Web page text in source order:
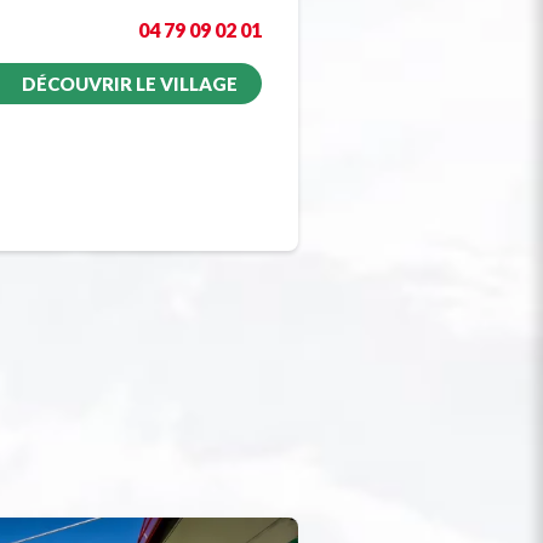
04 79 09 02 01
DÉCOUVRIR LE VILLAGE